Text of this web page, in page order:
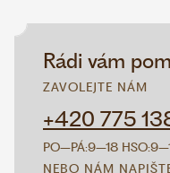
Rádi vám
ZAVOLEJTE NÁM
+420 775
PO–PÁ:9–18 HSO:
NEBO NÁM